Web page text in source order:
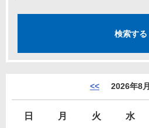
<< 2026年8月
日 月 火 水